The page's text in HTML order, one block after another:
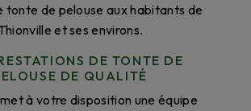
tonte de pelouse aux habitants de
et ses environs.
DE TONTE DE
DE QUALITÉ
à votre disposition une équipe